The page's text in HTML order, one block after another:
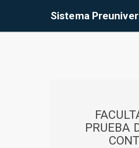
Sistema
PRUEBA